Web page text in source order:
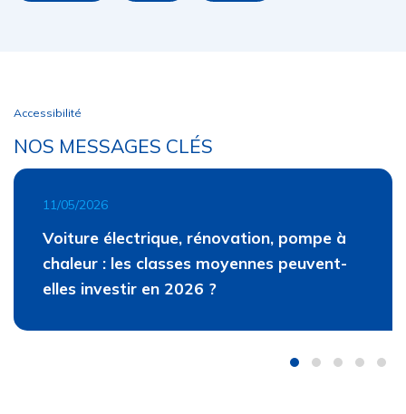
Accessibilité
NOS MESSAGES CLÉS
11/05/2026
Voiture électrique, rénovation, pompe à
chaleur : les classes moyennes peuvent-
elles investir en 2026 ?